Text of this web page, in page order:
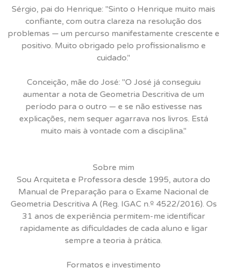
Sérgio, pai do Henrique: "Sinto o Henrique muito mais
confiante, com outra clareza na resolução dos
problemas — um percurso manifestamente crescente e
positivo. Muito obrigado pelo profissionalismo e
cuidado."
Conceição, mãe do José: "O José já conseguiu
aumentar a nota de Geometria Descritiva de um
período para o outro — e se não estivesse nas
explicações, nem sequer agarrava nos livros. Está
muito mais à vontade com a disciplina."
Sobre mim
Sou Arquiteta e Professora desde 1995, autora do
Manual de Preparação para o Exame Nacional de
Geometria Descritiva A (Reg. IGAC n.º 4522/2016). Os
31 anos de experiência permitem-me identificar
rapidamente as dificuldades de cada aluno e ligar
sempre a teoria à prática.
Formatos e investimento